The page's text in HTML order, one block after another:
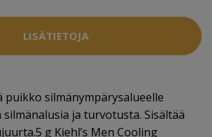
LISÄTIETOJA
puikko silmänympärysalueelle
ja turvotusta. Sisältää
g Kiehl’s Men Cooling